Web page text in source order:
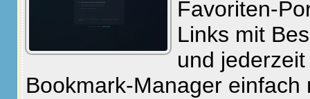
Favoriten-
Links mit
und
Bookmark-Manager einfach